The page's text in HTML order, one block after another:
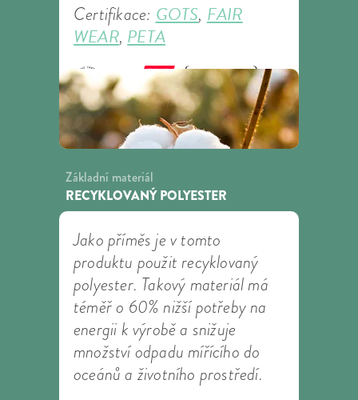
Certifikace: GOTS, FAIR
WEAR, PETA
Základní materiál
RECYKLOVANÝ POLYESTER
Jako příměs je v tomto
produktu použit recyklovaný
polyester. Takový materiál má
téměř o 60% nižší potřeby na
energii k výrobě a snižuje
množství odpadu mířícího do
oceánů a životního prostředí.